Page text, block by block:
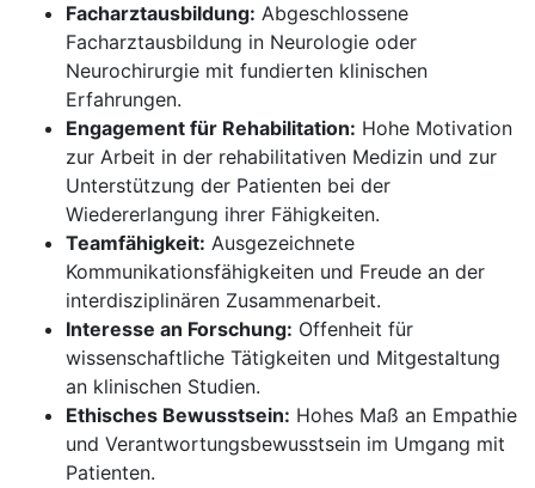
Facharztausbildung: Abgeschlossene
Facharztausbildung in Neurologie oder
Neurochirurgie mit fundierten klinischen
Erfahrungen.
Engagement für Rehabilitation: Hohe Motivation
zur Arbeit in der rehabilitativen Medizin und zur
Unterstützung der Patienten bei der
Wiedererlangung ihrer Fähigkeiten.
Teamfähigkeit: Ausgezeichnete
Kommunikationsfähigkeiten und Freude an der
interdisziplinären Zusammenarbeit.
Interesse an Forschung: Offenheit für
wissenschaftliche Tätigkeiten und Mitgestaltung
an klinischen Studien.
Ethisches Bewusstsein: Hohes Maß an Empathie
und Verantwortungsbewusstsein im Umgang mit
Patienten.